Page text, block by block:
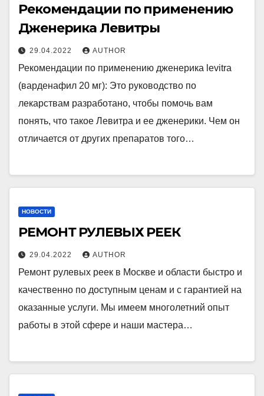
Рекомендации по применению
Дженерика Левитры
29.04.2022 AUTHOR
Рекомендации по применению дженерика levitra
(варденафил 20 мг): Это руководство по
лекарствам разработано, чтобы помочь вам
понять, что такое Левитра и ее дженерики. Чем он
отличается от других препаратов того…
НОВОСТИ
РЕМОНТ РУЛЕВЫХ РЕЕК
29.04.2022 AUTHOR
Ремонт рулевых реек в Москве и области быстро и
качественно по доступным ценам и с гарантией на
оказанные услуги. Мы имеем многолетний опыт
работы в этой сфере и наши мастера…